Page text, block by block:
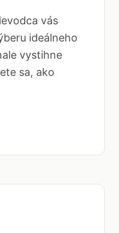
vás
ideálneho
vystihne
sa, ako